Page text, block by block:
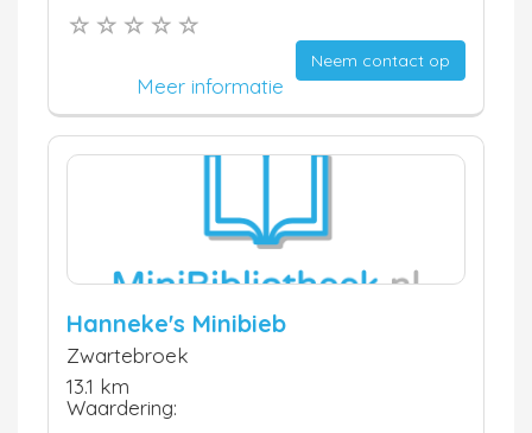
Neem contact op
Meer informatie
Hanneke's Minibieb
Zwartebroek
13.1 km
Waardering: